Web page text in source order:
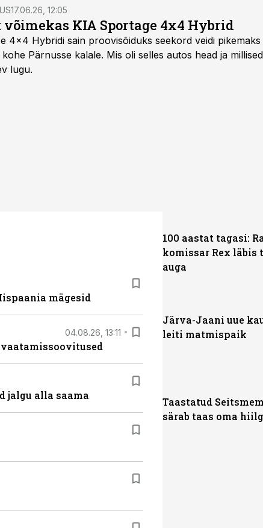
17.06.26, 12:05
KIA Sportage 4x4 Hybrid
4x4 Hybridi sain proovisõiduks seekord veidi pikemaks
Pärnusse kalale. Mis oli selles autos head ja
lugu.
mägesid
04.08.26, 13:11
jalgu alla saama
100 aastat tagasi:
komissar Rex läbis
auga
Järva-Jaani uue
leiti matmispaik
Taastatud
särab taas oma